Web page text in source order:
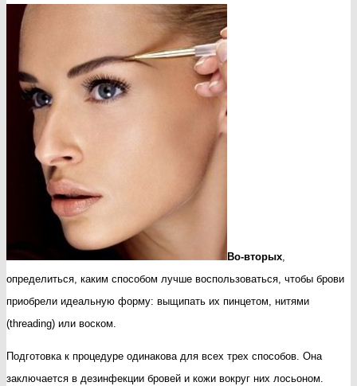
Во-вторых
определиться, каким способом лучше воспользоваться, чтобы брови
приобрели идеальную форму: выщипать их пинцетом, нитями
(threading) или воском.
Подготовка к процедуре одинакова для всех трех способов. Она
заключается в дезинфекции бровей и кожи вокруг них лосьоном.